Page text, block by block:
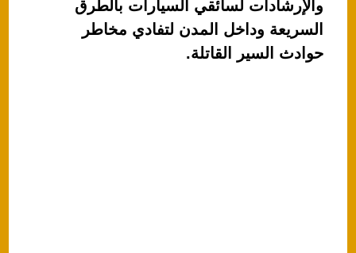
b
o
o
A
p
p
والإرشادات لسائقي السيارات بالطرق
السريعة وداخل المدن لتفادي مخاطر
حوادث السير القاتلة.